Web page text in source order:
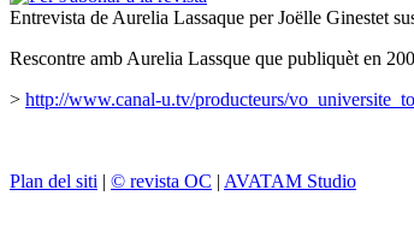
Entrevista de Aurelia Lassaque per Joëlle Ginestet
Rescontre amb Aurelia Lassque que publiquèt en
> http://www.canal-u.tv/producteurs/
Plan del siti | © revista OC | AVATAM Studio